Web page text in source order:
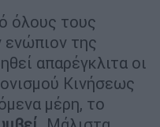
όλους τους
της
απαρέγκλιτα οι
Κινήσεως
μέρη, το